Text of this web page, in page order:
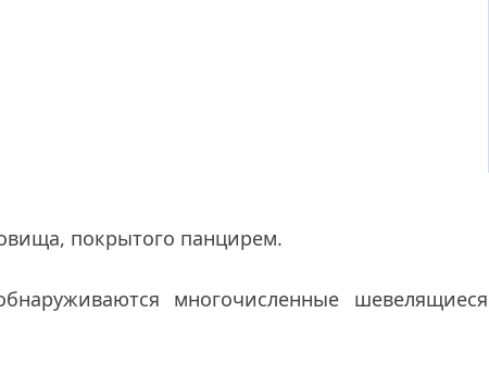
покрытого панцирем.
многочисленные шевелящиеся